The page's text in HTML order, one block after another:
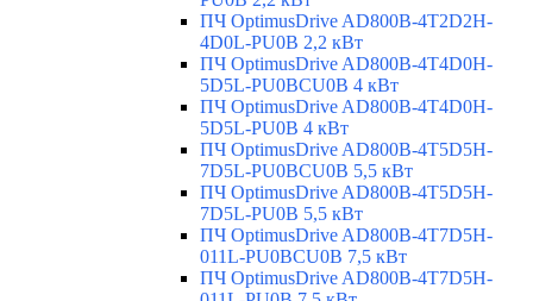
ПЧ OptimusDrive AD800B-4T2D2H-
4D0L-PU0B 2,2 кВт
ПЧ OptimusDrive AD800B-4T4D0H-
5D5L-PU0BCU0B 4 кВт
ПЧ OptimusDrive AD800B-4T4D0H-
5D5L-PU0B 4 кВт
ПЧ OptimusDrive AD800B-4T5D5H-
7D5L-PU0BCU0B 5,5 кВт
ПЧ OptimusDrive AD800B-4T5D5H-
7D5L-PU0B 5,5 кВт
ПЧ OptimusDrive AD800B-4T7D5H-
011L-PU0BCU0B 7,5 кВт
ПЧ OptimusDrive AD800B-4T7D5H-